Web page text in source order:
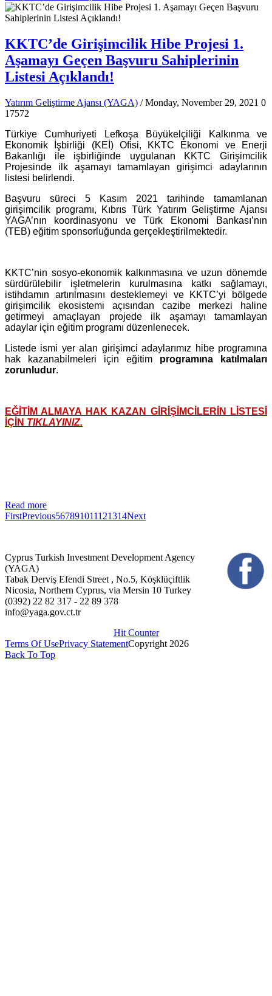
KKTC’de Girişimcilik Hibe Projesi 1.
Aşamayı Geçen Başvuru Sahiplerinin
Listesi Açıklandı!
Yatırım Geliştirme Ajansı (YAGA) / Monday, November 29, 2021 0
17572
Türkiye Cumhuriyeti Lefkoşa Büyükelçiliği Kalkınma ve
Ekonomik İşbirliği (KEİ) Ofisi, KKTC Ekonomi ve Enerji
Bakanlığı ile işbirliğinde uygulanan KKTC Girişimcilik
Projesinde ilk aşamayı tamamlayan girişimci adaylarının
listesi belirlendi.
Başvuru süreci 5 Kasım 2021 tarihinde tamamlanan
girişimcilik programı, Kıbrıs Türk Yatırım Geliştirme Ajansı
YAGA’nın koordinasyonu ve Türk Ekonomi Bankası’nın
(TEB) eğitim sponsorluğunda gerçekleştirilmektedir.
KKTC’nin sosyo-ekonomik kalkınmasına ve uzun dönemde
sürdürülebilir işletmelerin kurulmasına katkı sağlamayı,
istihdamın artırılmasını desteklemeyi ve KKTC’yi bölgede
girişimcilik ekosistemi açısından cazibe merkezi haline
getirmeyi amaçlayan projede ilk aşamayı tamamlayan
adaylar için eğitim programı düzenlenecek.
Listede ismi yer alan girişimci adaylarımız hibe programına
hak kazanabilmeleri için eğitim programına katılmaları
zorunludur.
EĞİTİM ALMAYA HAK KAZAN GİRİŞİMCİLERİN LİSTESİ
İÇİN TIKLAYINIZ.
Read more
FirstPrevious567891011121314Next
Cyprus Turkish Investment Development Agency
(YAGA)
Tabak Derviş Efendi Street , No.5, Köşklüçiftlik
Nicosia, Northern Cyprus, via Mersin 10 Turkey
(0392) 22 82 317 - 22 89 378
info@yaga.gov.ct.tr
Hit Counter
Terms Of UsePrivacy StatementCopyright 2026
Back To Top